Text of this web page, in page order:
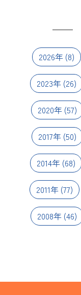
2026年(8)
2023年 (26)
2020年 (57)
2017年(50)
2014年 (68)
2011年(77)
2008年(46)